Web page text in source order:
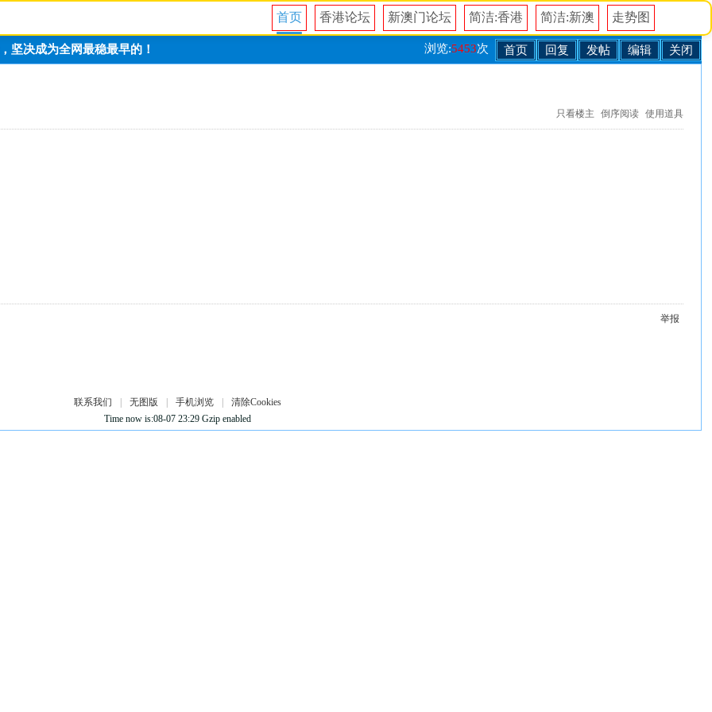
首页 香港论坛 新澳门论坛 简洁:香港 简洁:新澳 走势图
关闭
编辑
发帖
回复
首页
浏览:5453次
决成为全网最稳最早的！
只看楼主 倒序阅读 使用道具
举报
联系我们 无图版 手机浏览
清除Cookies
Time now is:08-07 23:29 Gzip enabled